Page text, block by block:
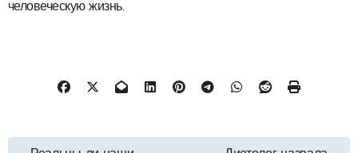
человеческую жизнь.